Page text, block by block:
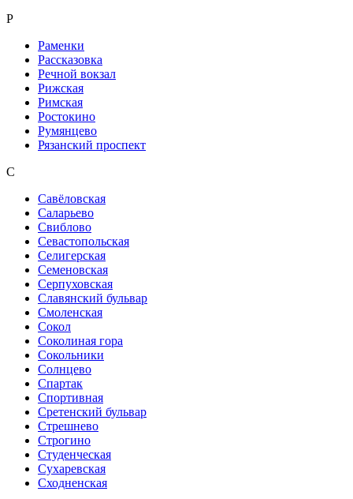
Р
Раменки
Рассказовка
Речной вокзал
Рижская
Римская
Ростокино
Румянцево
Рязанский проспект
С
Савёловская
Саларьево
Свиблово
Севастопольская
Селигерская
Семеновская
Серпуховская
Славянский бульвар
Смоленская
Сокол
Соколиная гора
Сокольники
Солнцево
Спартак
Спортивная
Сретенский бульвар
Стрешнево
Строгино
Студенческая
Сухаревская
Сходненская